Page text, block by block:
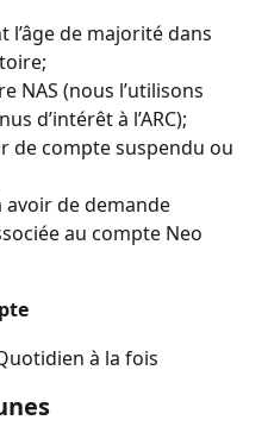
l’âge de majorité dans
NAS (nous l’utilisons
d’intérêt à l’ARC);
de compte suspendu ou
avoir de demande
au compte Neo
à la fois